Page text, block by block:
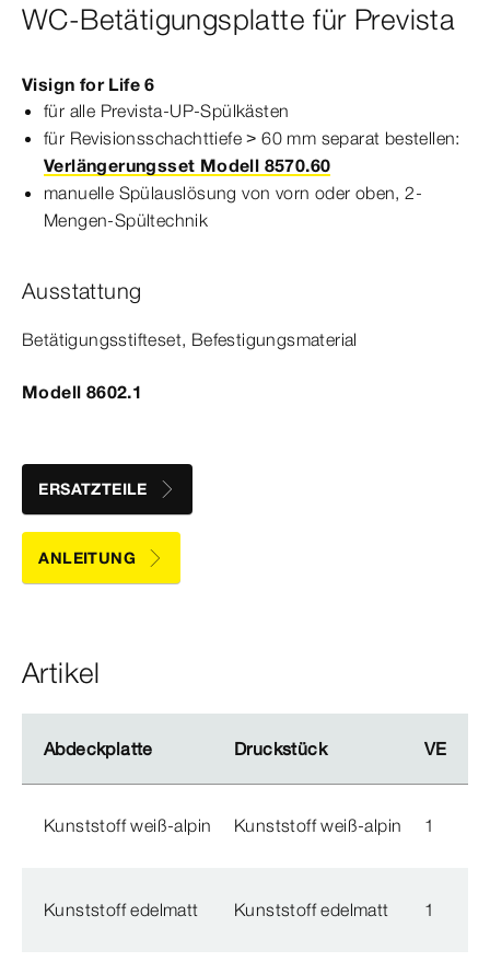
WC-Betätigungsplatte für Prevista
Visign for Life 6
für alle Prevista-UP-​Spülkästen
für Revisionsschachttiefe > 60 mm separat bestellen:
Verlängerungsset Modell 8570.60
manuelle Spülauslösung von vorn oder oben, 2-
Mengen-​Spültechnik
Ausstattung
Betätigungsstifteset, Befesti­gungsmaterial
Modell 8602.1
ERSATZTEILE
ANLEITUNG
Artikel
Abdeckplatte Druckstück VE
Abdeckplatte Druckstück VE
Kunststoff weiß-alpin Kunststoff weiß-alpin 1
Kunststoff edelmatt Kunststoff edelmatt 1